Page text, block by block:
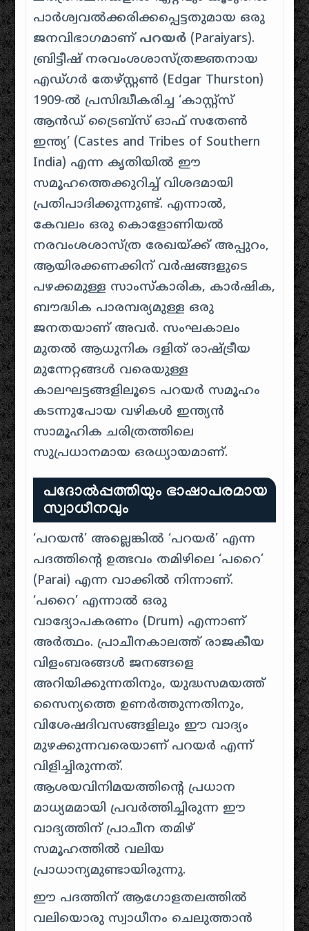
പാർശ്വവൽക്കരിക്കപ്പെട്ടതുമായ ഒരു
ജനവിഭാഗമാണ് പറയർ (Paraiyars).
ബ്രിട്ടീഷ് നരവംശശാസ്ത്രജ്ഞനായ
എഡ്ഗർ തേഴ്സ്റ്റൺ (Edgar Thurston)
1909-ൽ പ്രസിദ്ധീകരിച്ച ‘കാസ്റ്റ്സ്
ആൻഡ് ട്രൈബ്സ് ഓഫ് സതേൺ
ഇന്ത്യ’ (Castes and Tribes of Southern
India) എന്ന കൃതിയിൽ ഈ
സമൂഹത്തെക്കുറിച്ച് വിശദമായി
പ്രതിപാദിക്കുന്നുണ്ട്. എന്നാൽ,
കേവലം ഒരു കൊളോണിയൽ
നരവംശശാസ്ത്ര രേഖയ്ക്ക് അപ്പുറം,
ആയിരക്കണക്കിന് വർഷങ്ങളുടെ
പഴക്കമുള്ള സാംസ്കാരിക, കാർഷിക,
ബൗദ്ധിക പാരമ്പര്യമുള്ള ഒരു
ജനതയാണ് അവർ. സംഘകാലം
മുതൽ ആധുനിക ദളിത് രാഷ്ട്രീയ
മുന്നേറ്റങ്ങൾ വരെയുള്ള
കാലഘട്ടങ്ങളിലൂടെ പറയർ സമൂഹം
കടന്നുപോയ വഴികൾ ഇന്ത്യൻ
സാമൂഹിക ചരിത്രത്തിലെ
സുപ്രധാനമായ ഒരധ്യായമാണ്.
പദോൽപ്പത്തിയും ഭാഷാപരമായ
സ്വാധീനവും
‘പറയൻ’ അല്ലെങ്കിൽ ‘പറയർ’ എന്ന
പദത്തിന്റെ ഉത്ഭവം തമിഴിലെ ‘പറൈ’
(Parai) എന്ന വാക്കിൽ നിന്നാണ്.
‘പറൈ’ എന്നാൽ ഒരു
വാദ്യോപകരണം (Drum) എന്നാണ്
അർത്ഥം. പ്രാചീനകാലത്ത് രാജകീയ
വിളംബരങ്ങൾ ജനങ്ങളെ
അറിയിക്കുന്നതിനും, യുദ്ധസമയത്ത്
സൈന്യത്തെ ഉണർത്തുന്നതിനും,
വിശേഷദിവസങ്ങളിലും ഈ വാദ്യം
മുഴക്കുന്നവരെയാണ് പറയർ എന്ന്
വിളിച്ചിരുന്നത്.
ആശയവിനിമയത്തിന്റെ പ്രധാന
മാധ്യമമായി പ്രവർത്തിച്ചിരുന്ന ഈ
വാദ്യത്തിന് പ്രാചീന തമിഴ്
സമൂഹത്തിൽ വലിയ
പ്രാധാന്യമുണ്ടായിരുന്നു.
ഈ പദത്തിന് ആഗോളതലത്തിൽ
വലിയൊരു സ്വാധീനം ചെലുത്താൻ